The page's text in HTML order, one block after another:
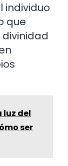
individuo
que
luz del
ser